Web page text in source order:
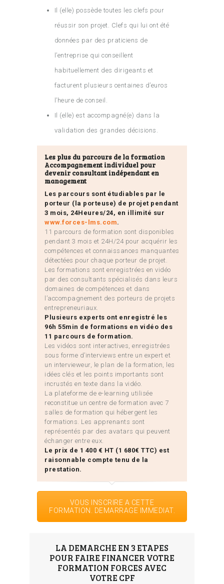
Il (elle) possède toutes les clefs pour
réussir son projet. Clefs qui lui ont été
données par des praticiens de
l’entreprise qui conseillent
habituellement des dirigeants et
facturent plusieurs centaines d’euros
l’heure de conseil.
Il (elle) est accompagné(e) dans la
validation des grandes décisions.
Les plus du parcours de la formation
Accompagnement individuel pour
devenir consultant indépendant en
management
Les parcours sont étudiables par le
porteur (la porteuse) de projet pendant
3 mois, 24Heures/24, en illimité sur
www.forces-lms.com.
11 parcours de formation sont disponibles
pendant 3 mois et 24H/24 pour acquérir les
compétences et connaissances manquantes
détectées pour chaque porteur de projet.
Les formations sont enregistrées en vidéo
par des consultants spécialisés dans leurs
domaines de compétences et dans
l’accompagnement des porteurs de projets
entrepreneuriaux.
Plusieurs experts ont enregistré les
96h 55min de formations en vidéo des
11 parcours de formation.
Les vidéos sont interactives, enregistrées
sous forme d’interviews entre un expert et
un intervieweur, le plan de la formation, les
idées clés et les points importants sont
incrustés en texte dans la vidéo.
La plateforme de e-learning utilisée
reconstitue un centre de formation avec 7
salles de formation qui hébergent les
formations. Les apprenants sont
représentés par des avatars qui peuvent
échanger entre eux.
Le prix de 1 400 € HT (1 680€ TTC) est
raisonnable compte tenu de la
prestation.
VOUS INSCRIRE A CETTE
FORMATION. DEMARRAGE IMMEDIAT.
LA DEMARCHE EN 3 ETAPES
POUR FAIRE FINANCER VOTRE
FORMATION FORCES AVEC
VOTRE CPF